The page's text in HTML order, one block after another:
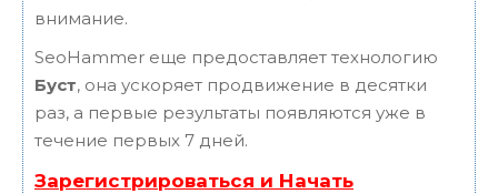
внимание.
SeoHammer еще предоставляет технологию
Буст, она ускоряет продвижение в десятки
раз, а первые результаты появляются уже в
течение первых 7 дней.
Зарегистрироваться и Начать